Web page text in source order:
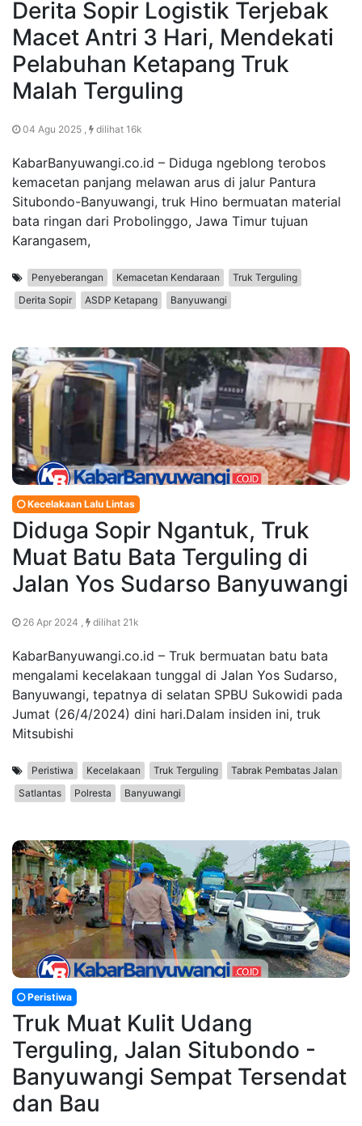
Derita Sopir Logistik Terjebak
Macet Antri 3 Hari, Mendekati
Pelabuhan Ketapang Truk
Malah Terguling
04 Agu 2025 , dilihat 16k
KabarBanyuwangi.co.id – Diduga ngeblong terobos
kemacetan panjang melawan arus di jalur Pantura
Situbondo-Banyuwangi, truk Hino bermuatan material
bata ringan dari Probolinggo, Jawa Timur tujuan
Karangasem,
Penyeberangan Kemacetan Kendaraan
Truk Terguling
Derita Sopir
ASDP Ketapang Banyuwangi
Kecelakaan Lalu Lintas
Diduga Sopir Ngantuk, Truk
Muat Batu Bata Terguling di
Jalan Yos Sudarso Banyuwangi
26 Apr 2024 , dilihat 21k
KabarBanyuwangi.co.id – Truk bermuatan batu bata
mengalami kecelakaan tunggal di Jalan Yos Sudarso,
Banyuwangi, tepatnya di selatan SPBU Sukowidi pada
Jumat (26/4/2024) dini hari.Dalam insiden ini, truk
Mitsubishi
Peristiwa Kecelakaan Truk Terguling
Tabrak Pembatas Jalan
Satlantas
Polresta Banyuwangi
Peristiwa
Truk Muat Kulit Udang
Terguling, Jalan Situbondo -
Banyuwangi Sempat Tersendat
dan Bau